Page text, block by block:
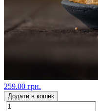
259.00 грн.
Додати в кошик